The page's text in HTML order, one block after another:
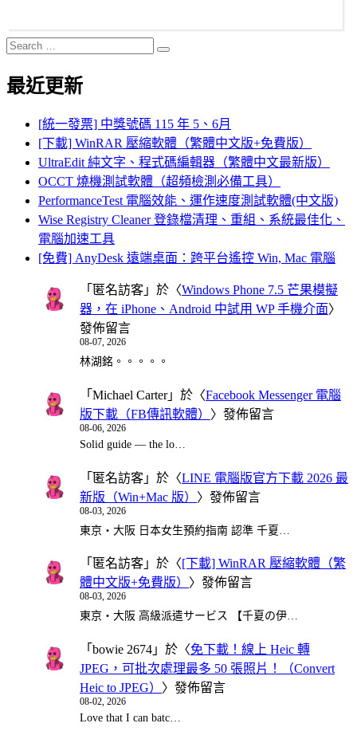
Search
for:
Search
最近更新
[統一發票] 中獎號碼 115 年 5、6月
[下載] WinRAR 壓縮軟體（繁體中文版+免費版）
UltraEdit 純文字、程式碼編輯器（繁體中文最新版）
OCCT 燒機測試軟體（超頻檢測必備工具）
PerformanceTest 電腦效能、運作速度測試軟體(中文版)
Wise Registry Cleaner 登錄檔清理、重組、系統最佳化、
電腦加速工具
[免費] AnyDesk 遠端桌面：跨平台遙控 Win, Mac 電腦
「 匿名訪客 」於〈Windows Phone 7.5 芒果模擬
器，在 iPhone、Android 中試用 WP 手機介面〉
發佈留言
08-07, 2026
林湖銘。。。。。
「 Michael Carter」於〈Facebook Messenger 電腦
版下載（FB傳訊軟體） 〉發佈留言
08-06, 2026
Solid guide — the lo…
「 匿名訪客 」於〈LINE 電腦版官方下載 2026 最
新版（Win+Mac 版） 〉發佈留言
08-03, 2026
東京・大阪 日本女生預約指南 認準 千夏…
「 匿名訪客 」於〈[下載] WinRAR 壓縮軟體（繁
體中文版+免費版） 〉發佈留言
08-03, 2026
東京・大阪 高級派遣サービス 【千夏の伊…
「 bowie 2674 」於〈免下載！線上 Heic 轉
JPEG，可批次處理最多 50 張照片！（Convert
Heic to JPEG） 〉發佈留言
08-02, 2026
Love that I can batc…